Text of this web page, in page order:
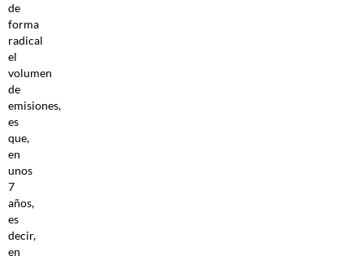
de
forma
radical
el
volumen
de
emisiones,
es
que,
en
unos
7
años,
es
decir,
en